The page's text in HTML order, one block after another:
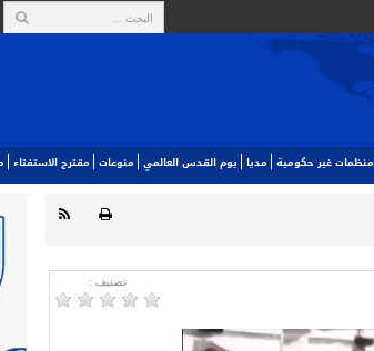
منظمات غير حكومية مديا يوم القدس العالمي‬‎ منوعات مقترح الاستفتاء
تصنیف :